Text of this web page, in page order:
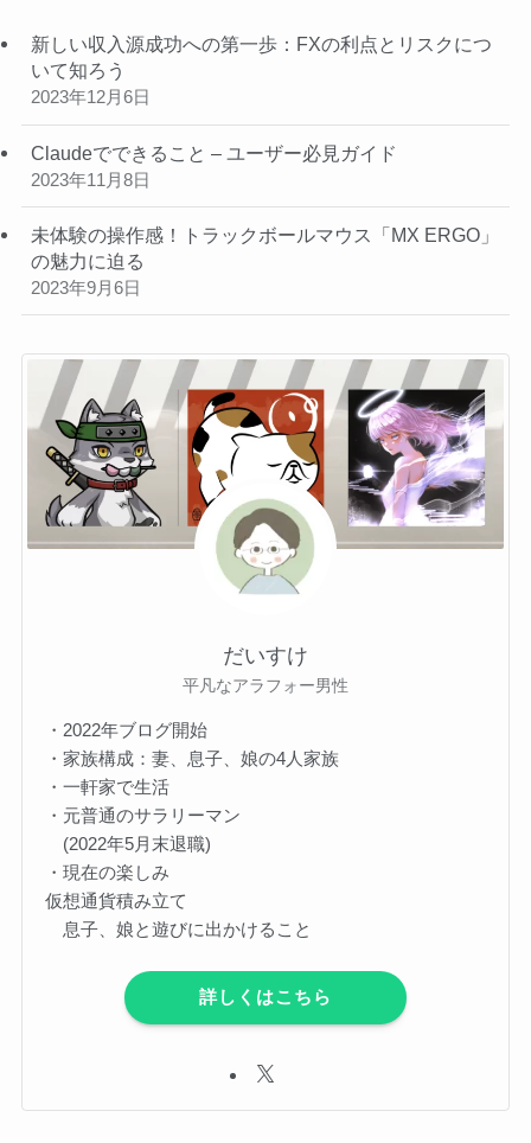
新しい収入源成功への第一歩：FXの利点とリスクにつ
いて知ろう
2023年12月6日
Claudeでできること – ユーザー必見ガイド
2023年11月8日
未体験の操作感！トラックボールマウス「MX ERGO」
の魅力に迫る
2023年9月6日
だいすけ
平凡なアラフォー男性
・2022年ブログ開始
・家族構成：妻、息子、娘の4人家族
・一軒家で生活
・元普通のサラリーマン
(2022年5月末退職)
・現在の楽しみ
仮想通貨積み立て
息子、娘と遊びに出かけること
詳しくはこちら